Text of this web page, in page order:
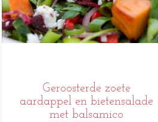
Geroosterde zoete
aardappel en bietensalade
met balsamico